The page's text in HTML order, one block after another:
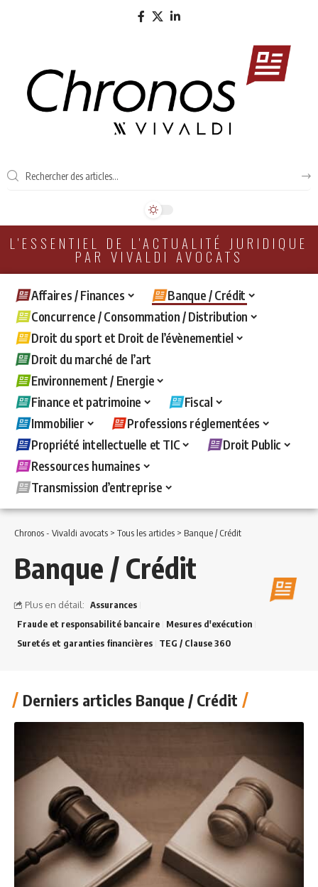
L'ESSENTIEL DE L'ACTUALITÉ JURIDIQUE
PAR VIVALDI AVOCATS
Affaires / Finances
Banque / Crédit
Concurrence / Consommation / Distribution
Droit du sport et Droit de l’évènementiel
Droit du marché de l’art
Environnement / Energie
Finance et patrimoine
Fiscal
Immobilier
Professions réglementées
Propriété intellectuelle et TIC
Droit Public
Ressources humaines
Transmission d’entreprise
Chronos - Vivaldi avocats > Tous les articles > Banque / Crédit
Banque / Crédit
Plus en détail: Assurances
Fraude et responsabilité bancaire
Mesures d'exécution
Suretés et garanties financières
TEG / Clause 360
Derniers articles Banque / Crédit